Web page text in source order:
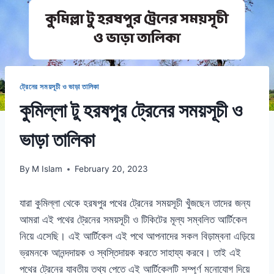
ট্রেনের সময়সূচী ও ভাড়া তালিকা
কুমিল্লা টু হরষপুর ট্রেনের সময়সূচী ও
ভাড়া তালিকা
By M Islam February 20, 2023
যারা কুমিল্লা থেকে হরষপুর পথের ট্রেনের সময়সূচী খুঁজছেন তাদের জন্য
আমরা এই পথের ট্রেনের সময়সূচী ও টিকিটের মূল্য সম্বলিত আর্টিকেল
নিয়ে এসেছি। এই আর্টিকেল এই পথে আপনাদের সকল বিড়াম্বনা এড়িয়ে
ভ্রমনকে আনন্দদায়ক ও স্বস্তিদায়ক করতে সাহায্য করবে। তাই এই
পথের ট্রেনের যাবতীয় তথ্য পেতে এই আর্টিকেলটি সম্পূর্ণ মনোযোগ দিয়ে